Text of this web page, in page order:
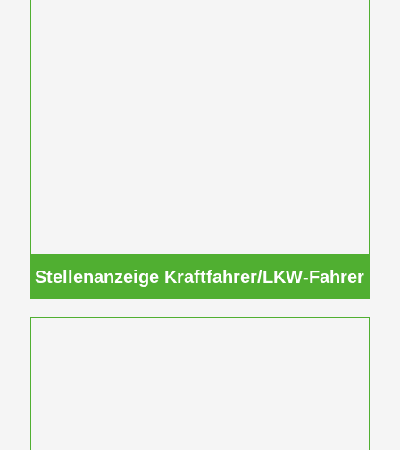
Stellenanzeige Kraftfahrer/LKW-Fahrer